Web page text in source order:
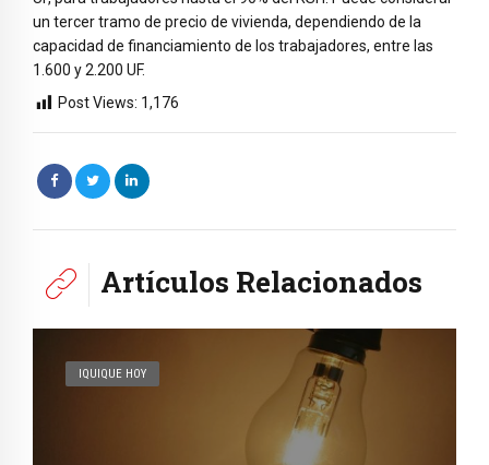
un tercer tramo de precio de vivienda, dependiendo de la
capacidad de financiamiento de los trabajadores, entre las
1.600 y 2.200 UF.
Post Views: 1,176
Artículos Relacionados
IQUIQUE HOY